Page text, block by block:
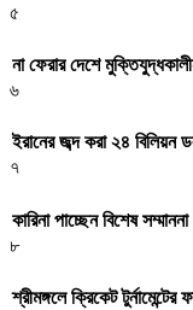
৫
না ফেরার দেশে
৬
ইরানের জব্দ করা ২৪ বিলিয়ন
৭
কারিনা পাচ্ছেন বিশেষ সম্মাননা
৮
শ্রীমঙ্গলে ক্রিকেট